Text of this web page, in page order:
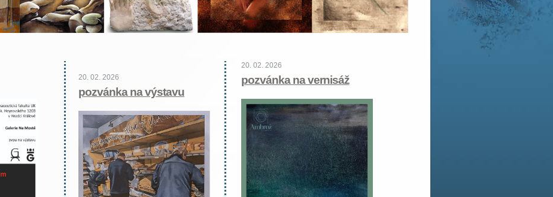
20. 02. 2026
pozvánka na vernisáž
20. 02. 2026
pozvánka na výstavu